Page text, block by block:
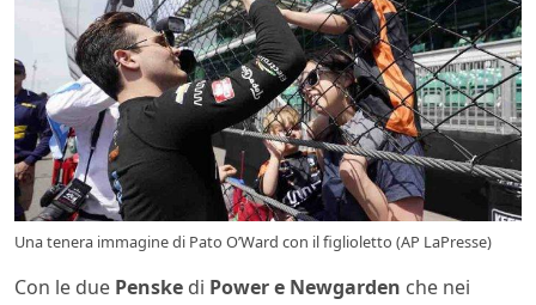
Una tenera immagine di Pato O’Ward con il figlioletto (AP LaPresse)
Con le due Penske di Power e Newgarden che nei